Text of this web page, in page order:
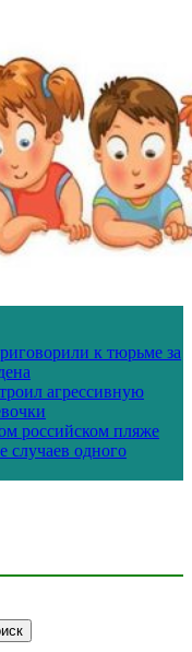
к тюрьме за
агрессивную
российском пляже
одного